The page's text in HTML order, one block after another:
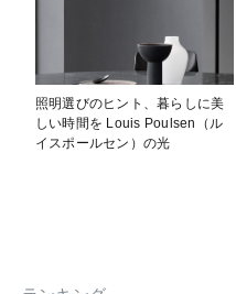
照明選びのヒント、暮らしに美
しい時間を Louis Poulsen（ル
イスポールセン）の光